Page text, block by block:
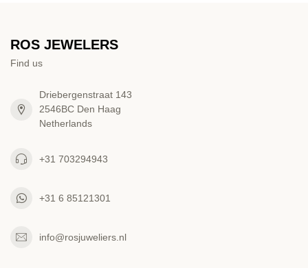
ROS JEWELERS
Find us
Driebergenstraat 143
2546BC Den Haag
Netherlands
+31 703294943
+31 6 85121301
info@rosjuweliers.nl